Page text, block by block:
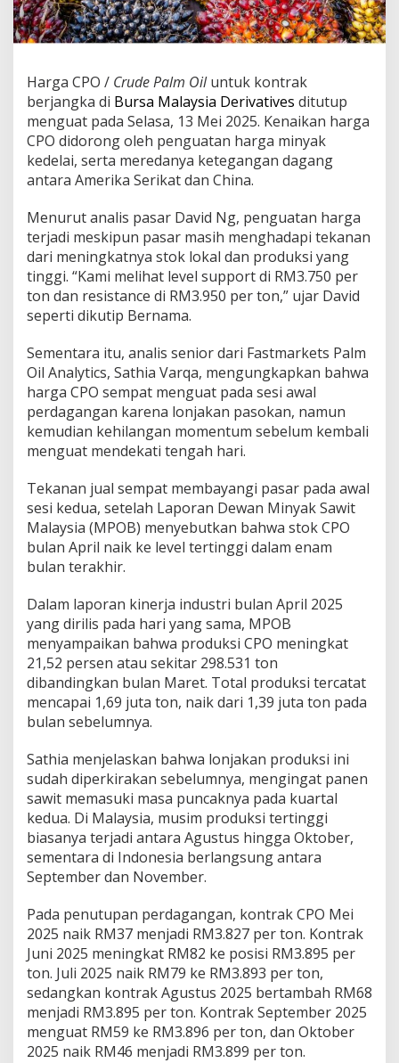
m
a
k
n
j
e
l
a
s
a
n
y
a
B
e
r
i
u
t
I
n
i
Harga CPO / Crude Palm Oiluntuk kontrak
berjangka di Bursa Malaysia Derivatives ditutup
menguat pada Selasa, 13 Mei 2025. Kenaikan harga
CPO didorong oleh penguatan harga minyak
kedelai, serta meredanya ketegangan dagang
antara Amerika Serikat dan China.
Menurut analis pasar David Ng, penguatan harga
terjadi meskipun pasar masih menghadapi tekanan
dari meningkatnya stok lokal dan produksi yang
tinggi. “Kami melihat level support di RM3.750 per
ton dan resistance di RM3.950 per ton,” ujar David
seperti dikutip Bernama.
Sementara itu, analis senior dari Fastmarkets Palm
Oil Analytics, Sathia Varqa, mengungkapkan bahwa
harga CPO sempat menguat pada sesi awal
perdagangan karena lonjakan pasokan, namun
kemudian kehilangan momentum sebelum kembali
menguat mendekati tengah hari.
Tekanan jual sempat membayangi pasar pada awal
sesi kedua, setelah Laporan Dewan Minyak Sawit
Malaysia (MPOB) menyebutkan bahwa stok CPO
bulan April naik ke level tertinggi dalam enam
bulan terakhir.
Dalam laporan kinerja industri bulan April 2025
yang dirilis pada hari yang sama, MPOB
menyampaikan bahwa produksi CPO meningkat
21,52 persen atau sekitar 298.531 ton
dibandingkan bulan Maret. Total produksi tercatat
mencapai 1,69 juta ton, naik dari 1,39 juta ton pada
bulan sebelumnya.
Sathia menjelaskan bahwa lonjakan produksi ini
sudah diperkirakan sebelumnya, mengingat panen
sawit memasuki masa puncaknya pada kuartal
kedua. Di Malaysia, musim produksi tertinggi
biasanya terjadi antara Agustus hingga Oktober,
sementara di Indonesia berlangsung antara
September dan November.
Pada penutupan perdagangan, kontrak CPO Mei
2025 naik RM37 menjadi RM3.827 per ton. Kontrak
Juni 2025 meningkat RM82 ke posisi RM3.895 per
ton. Juli 2025 naik RM79 ke RM3.893 per ton,
sedangkan kontrak Agustus 2025 bertambah RM68
menjadi RM3.895 per ton. Kontrak September 2025
menguat RM59 ke RM3.896 per ton, dan Oktober
2025 naik RM46 menjadi RM3.899 per ton.